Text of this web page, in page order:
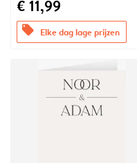
€ 11,99
offers Elke dag lage prijzen